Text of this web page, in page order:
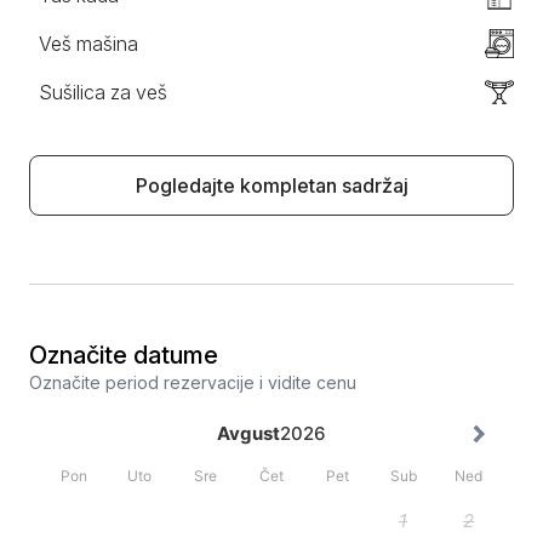
Veš mašina
Sušilica za veš
Pogledajte kompletan sadržaj
Označite datume
Označite period rezervacije i vidite cenu